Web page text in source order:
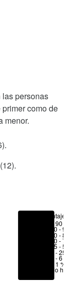
personas
como de
menor.
Porcentajes
> 90 %
80 -
70 -
50 -
25 -
6 - 25
1 - 6 %
< 1 %
No hay